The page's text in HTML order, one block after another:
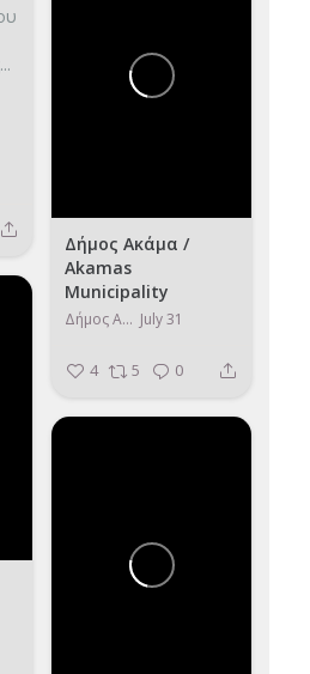
Δήμος Ακάμα /
Akamas
Municipality
Δήμος Ακάμα / Akamas Municipality July 31
4 5 0